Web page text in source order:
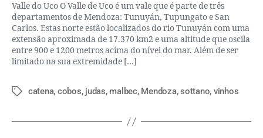
Valle do Uco O Valle de Uco é um vale que é parte de três
departamentos de Mendoza: Tunuyán, Tupungato e San
Carlos. Estas norte estão localizados do rio Tunuyán com uma
extensão aproximada de 17.370 km2 e uma altitude que oscila
entre 900 e 1200 metros acima do nível do mar. Além de ser
limitado na sua extremidade […]
catena, cobos, judas, malbec, Mendoza,sottano, vinhos